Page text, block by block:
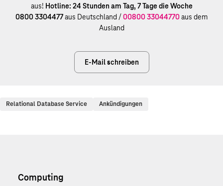
aus! Hotline: 24 Stunden am Tag, 7 Tage die Woche
0800 3304477aus Deutschland /00800 33044770aus dem
Ausland
E-Mail schreiben
Relational Database Service Ankündigungen
Computing